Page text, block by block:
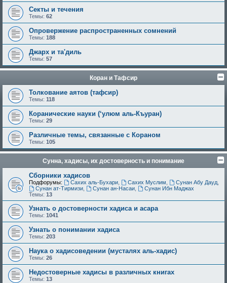
Секты и течения
Темы: 62
Опровержение распространенных сомнений
Темы: 188
Джарх и та'диль
Темы: 57
Коран и Тафсир
Толкование аятов (тафсир)
Темы: 118
Коранические науки (‘улюм аль-Къуран)
Темы: 29
Различные темы, связанные с Кораном
Темы: 105
Сунна, хадисы, их достоверность и понимание
Сборники хадисов
Подфорумы: Сахих аль-Бухари, Сахих Муслим, Сунан Абу Дауд,
Сунан ат-Тирмизи, Сунан ан-Насаи,
Сунан Ибн Маджах
Темы: 13
Узнать о достоверности хадиса и асара
Темы: 1041
Узнать о понимании хадиса
Темы: 203
Наука о хадисоведении (мусталях аль-хадис)
Темы: 26
Недостоверные хадисы в различных книгах
Темы: 13